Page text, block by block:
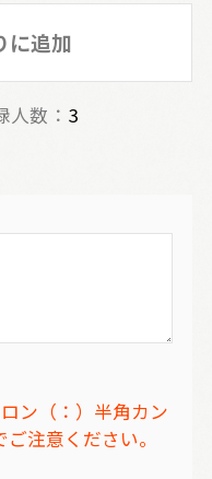
に追加
人数：3
ン（：）半角カン
注意ください。